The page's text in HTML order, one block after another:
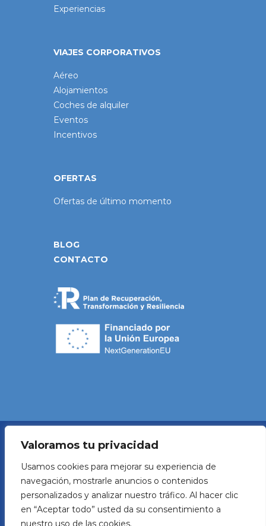
Valoramos tu privacidad
Usamos cookies para mejorar su experiencia de
navegación, mostrarle anuncios o contenidos
personalizados y analizar nuestro tráfico. Al hacer clic
en “Aceptar todo” usted da su consentimiento a
nuestro uso de las cookies.
Experiencias
VIAJES CORPORATIVOS
Aéreo
Alojamientos
Coches de alquiler
Eventos
Incentivos
OFERTAS
Ofertas de último momento
BLOG
CONTACTO
Política de Cookies